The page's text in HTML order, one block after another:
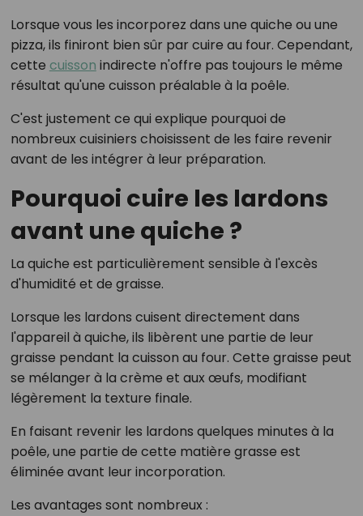
Lorsque vous les incorporez dans une quiche ou une
pizza, ils finiront bien sûr par cuire au four. Cependant,
cette cuisson indirecte n'offre pas toujours le même
résultat qu'une cuisson préalable à la poêle.
C'est justement ce qui explique pourquoi de
nombreux cuisiniers choisissent de les faire revenir
avant de les intégrer à leur préparation.
Pourquoi cuire les lardons
avant une quiche ?
La quiche est particulièrement sensible à l'excès
d'humidité et de graisse.
Lorsque les lardons cuisent directement dans
l'appareil à quiche, ils libèrent une partie de leur
graisse pendant la cuisson au four. Cette graisse peut
se mélanger à la crème et aux œufs, modifiant
légèrement la texture finale.
En faisant revenir les lardons quelques minutes à la
poêle, une partie de cette matière grasse est
éliminée avant leur incorporation.
Les avantages sont nombreux :